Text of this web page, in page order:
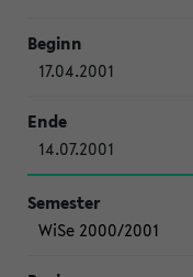
17.04.2001
14.07.2001
WiSe 2000/2001